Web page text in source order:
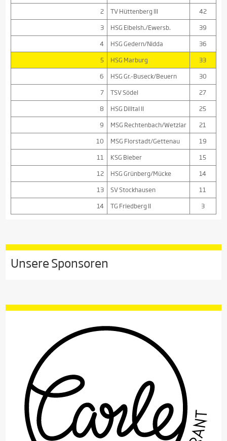
2 TV Hüttenberg III
42
3
HSG Eibelsh./Ewersb.
39
4
HSG Gedern/Nidda
36
5
HSG Marburg
33
6
HSG Gr.-Buseck/Beuern
30
7
TSV Södel
27
8
HSG Dilltal II
25
9
MSG Rechtenbach/Wetzlar
21
10
MSG Florstadt/Gettenau
19
11
KSG Bieber
15
12
HSG Grünberg/Mücke
14
13
SV Stockhausen
11
14
TG Friedberg II 3
Unsere Sponsoren